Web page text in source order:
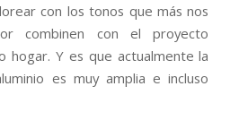
con los tonos que más nos
combinen con el proyecto
hogar. Y es que actualmente la
es muy amplia e incluso